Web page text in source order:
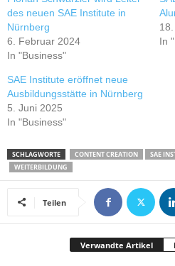
des neuen SAE Institute in
Nürnberg
6. Februar 2024
In "Business"
In
SAE Institute eröffnet neue
Ausbildungsstätte in Nürnberg
5. Juni 2025
In "Business"
SCHLAGWORTE CONTENT CREATION SAE
WEITERBILDUNG
Teilen
Verwandte Artikel